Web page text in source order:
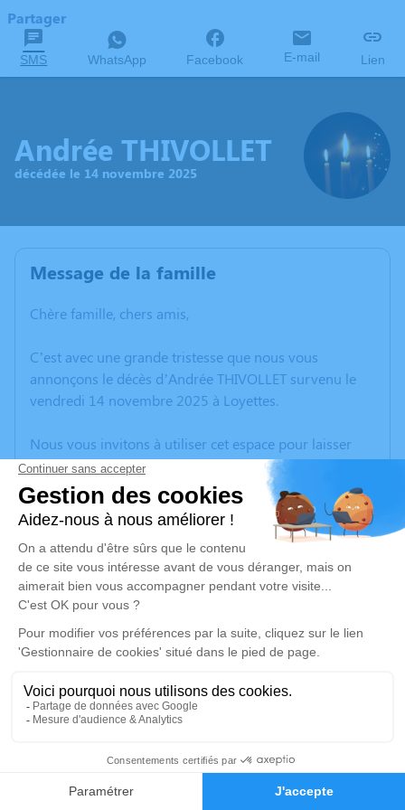
Faire-part Hommages
Partager
SMS WhatsApp Facebook E-mail Lien
Andrée THIVOLLET
décédée le 14 novembre 2025
Message de la famille
Chère famille, chers amis,
C’est avec une grande tristesse que nous vous
annonçons le décès d’Andrée THIVOLLET survenu le
vendredi 14 novembre 2025 à Loyettes.
Nous vous invitons à utiliser cet espace pour laisser
vos condoléances, partager des photos souvenirs, une
anecdote ou exprimer vos pensées à travers des
poèmes ou des textes. Cet endroit est un lieu
d'expression dédié à honorer la mémoire d’Andrée
THIVOLLET.
Un service de plantation d’arbre hommage est
disponible ici.
Je rends hommage
Cérémonie
Pompes funéraire Réquiston Salle de cérémonie 9
Rue Jacqueline Auriol